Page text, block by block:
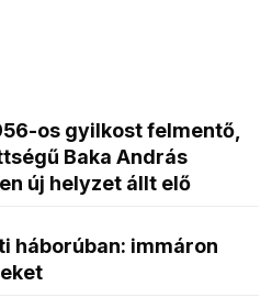
os gyilkost felmentő,
Baka András
új helyzet állt elő
háborúban: immáron